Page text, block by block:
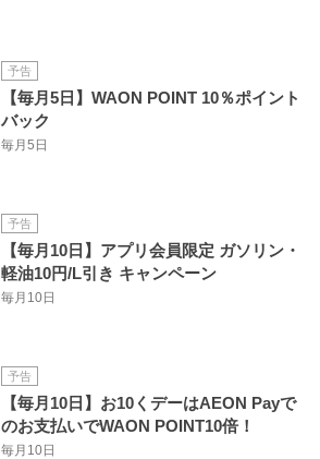
予告
【毎月5日】WAON POINT 10％ポイント
バック
毎月5日
予告
【毎月10日】アプリ会員限定 ガソリン・
軽油10円/L引き キャンペーン
毎月10日
予告
【毎月10日】お10くデーはAEON Payで
のお支払いでWAON POINT10倍！
毎月10日